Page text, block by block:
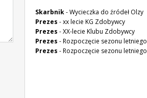
Skarbnik-Wycieczka do źródeł Olzy
Prezes -xx lecie KG Zdobywcy
Prezes -XX-lecie Klubu Zdobywcy
Prezes -Rozpoczęcie sezonu letniego
Prezes -Rozpoczęcie sezonu letniego